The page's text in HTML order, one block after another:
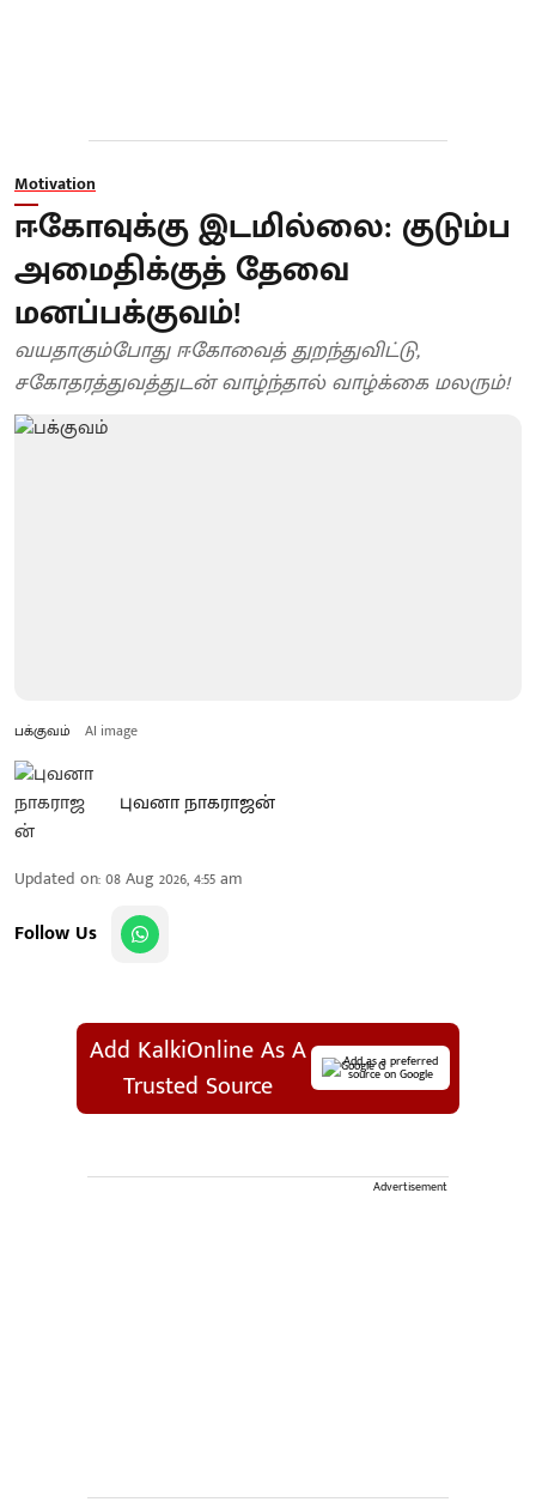
Motivation
ஈகோவுக்கு இடமில்லை: குடும்ப
அமைதிக்குத் தேவை
மனப்பக்குவம்!
வயதாகும்போது ஈகோவைத் துறந்துவிட்டு,
சகோதரத்துவத்துடன் வாழ்ந்தால் வாழ்க்கை மலரும்!
பக்குவம் AI image
புவனா நாகராஜன்
Updated on:08 Aug 2026, 4:55 am
Follow Us
Add KalkiOnline As A
Trusted Source
Add as a preferred
source on Google
Advertisement